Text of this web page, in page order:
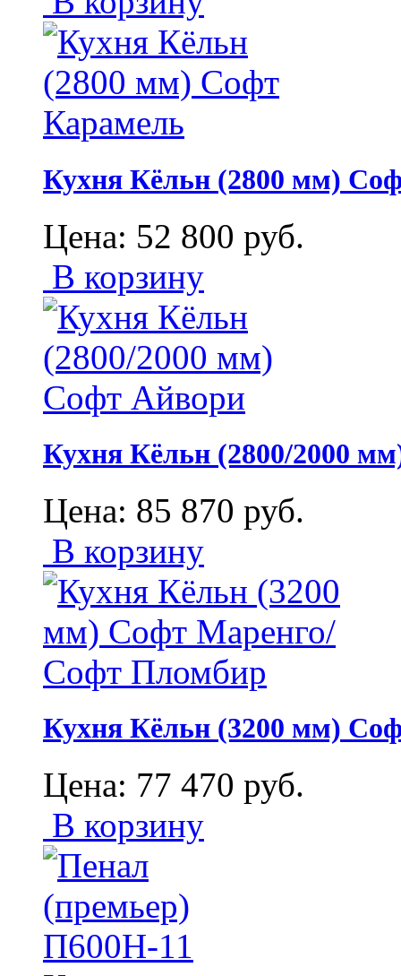
Кухня Кёльн (2800 мм)
Цена: 52 800 руб.
В корзину
Кухня Кёльн (2800/2000
Цена: 85 870 руб.
В корзину
Кухня Кёльн (3200 мм)
Цена: 77 470 руб.
В корзину